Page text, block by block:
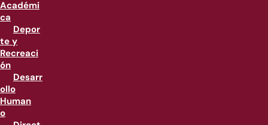
Académi
ca
Depor
te y
Recreaci
ón
Desarr
ollo
Human
o